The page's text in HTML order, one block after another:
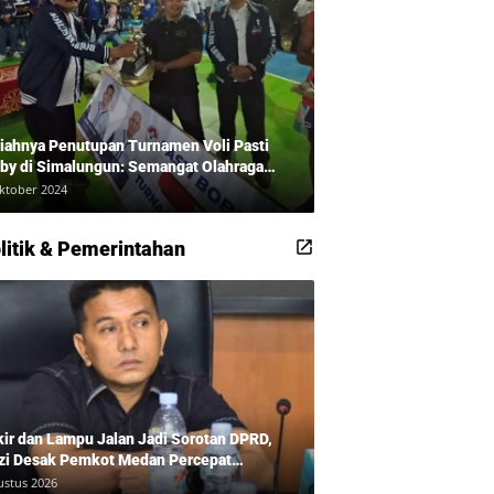
Penutupan Turnamen Voli Pasti
di Simalungun: Semangat Olahraga
Masyarakat Sehat Bersama Erwan
dan Ribuan Penonton!
2024
& Pemerintahan
dan Lampu Jalan Jadi Sorotan DPRD,
Desak Pemkot Medan Percepat
2026